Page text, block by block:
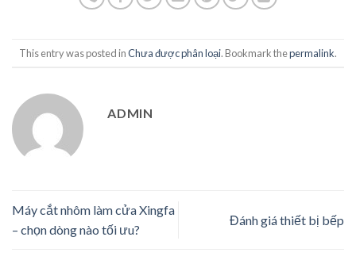
This entry was posted inChưa được phân loại. Bookmark thepermalink.
ADMIN
Máy cắt nhôm làm cửa Xingfa
– chọn dòng nào tối ưu?
Đánh giá thiết bị bếp